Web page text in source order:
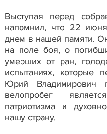
Выступая перед
напомнил, что 22
днем в нашей памяти.
на поле боя, о
умерших от ран,
испытаниях, которые
Юрий Владимирович
велопробег
патриотизма и
нашу страну.